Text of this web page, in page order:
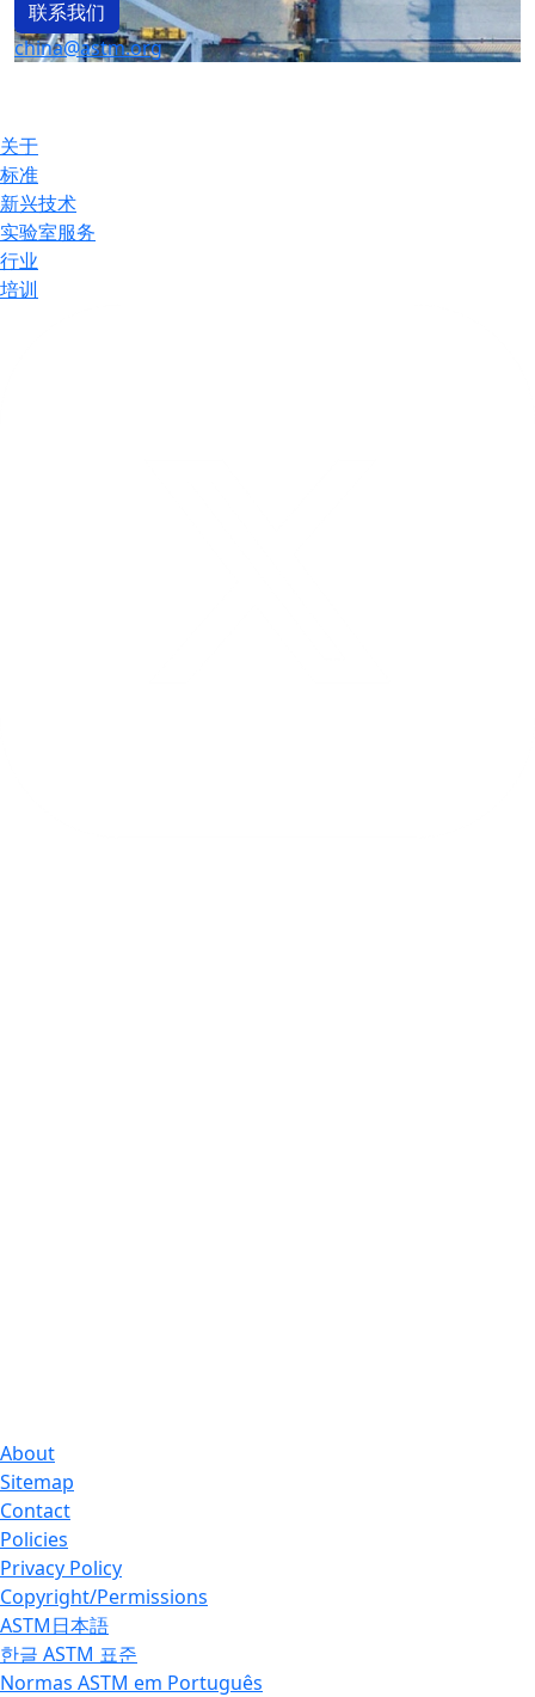
联系我们
china@astm.org
关于
标准
新兴技术
实验室服务
行业
培训
About
Sitemap
Contact
Policies
Privacy Policy
Copyright/Permissions
ASTM日本語
한글 ASTM 표준
Normas ASTM em Português